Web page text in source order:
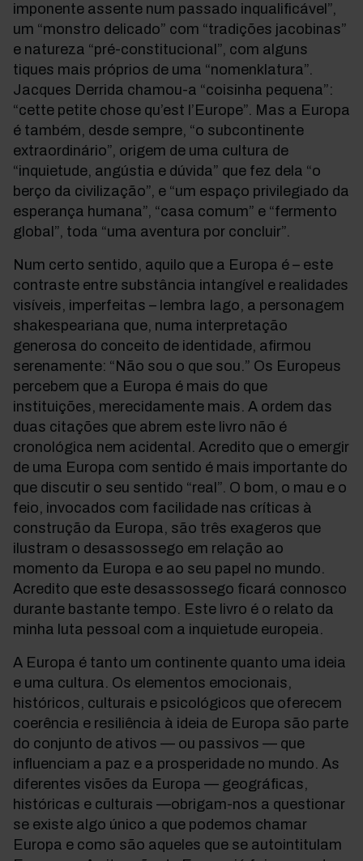
imponente assente num passado inqualificável”,
um “monstro delicado” com “tradições jacobinas”
e natureza “pré-constitucional”, com alguns
tiques mais próprios de uma “nomenklatura”.
Jacques Derrida chamou-a “coisinha pequena”:
“cette petite chose qu’est l’Europe”. Mas a Europa
é também, desde sempre, “o subcontinente
extraordinário”, origem de uma cultura de
“inquietude, angústia e dúvida” que fez dela “o
berço da civilização”, e “um espaço privilegiado da
esperança humana”, “casa comum” e “fermento
global”, toda “uma aventura por concluir”.
Num certo sentido, aquilo que a Europa é – este
contraste entre substância intangível e realidades
visíveis, imperfeitas – lembra Iago, a personagem
shakespeariana que, numa interpretação
generosa do conceito de identidade, afirmou
serenamente: “Não sou o que sou.” Os Europeus
percebem que a Europa é mais do que
instituições, merecidamente mais. A ordem das
duas citações que abrem este livro não é
cronológica nem acidental. Acredito que o emergir
de uma Europa com sentido é mais importante do
que discutir o seu sentido “real”. O bom, o mau e o
feio, invocados com facilidade nas críticas à
construção da Europa, são três exageros que
ilustram o desassossego em relação ao
momento da Europa e ao seu papel no mundo.
Acredito que este desassossego ficará connosco
durante bastante tempo. Este livro é o relato da
minha luta pessoal com a inquietude europeia.
A Europa é tanto um continente quanto uma ideia
e uma cultura. Os elementos emocionais,
históricos, culturais e psicológicos que oferecem
coerência e resiliência à ideia de Europa são parte
do conjunto de ativos — ou passivos — que
influenciam a paz e a prosperidade no mundo. As
diferentes visões da Europa — geográficas,
históricas e culturais —obrigam-nos a questionar
se existe algo único a que podemos chamar
Europa e como são aqueles que se autointitulam